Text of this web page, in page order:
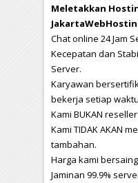
Meletakkan
Chat online 24 Jam
Kecepatan dan
Server.
Karyawan
bekerja setiap
Kami BUKAN reseller.
Kami TIDAK AKAN
tambahan.
Harga kami
Jaminan 99.9%